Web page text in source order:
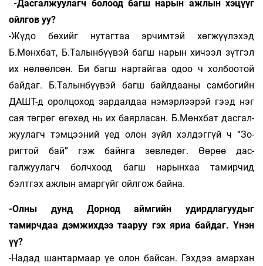
-Дасгалжуулагч болоод багш нарын ажлын хэцүүг
ойлгов уу?
-Жүдо бөхийг нутагтаа эрчимтэй хөг­жүү­лэхэд
Б.Мөнхбат, Б.Талынбүүвэй багш на­рын хичээл зүтгэл
их нөлөөлсөн. Би багш нар­­тай­гаа одоо ч холбоотой
байдаг. Б.Талын­бүүвэй багш байлдааны самбогийн
ДАШТ-д орол­цо­ход зар­далдаа нэмэрлээрэй гээд нэг
сая төг­рөг өгө­хөд нь их баярласан. Б.Мөнх­бат дас­гал­
жуу­лагч тэмцээний үед олон зүйл хэл­дэг­гүй ч “Зо­
ригтой бай” гэж байнга зөвлөдөг. Өө­рөө дас­
галжуулагч болчхоод багш нарын­хаа та­мир­чид
бэлтгэх ажлын амаргүйг ойлгож бай­на.
-Олны дунд Дорнод аймгийн удирд­лагуудыг
тамирчдаа дэмжихдээ тааруу гэх яриа байдаг. Үнэн
үү?
-Надад шантармаар үе олон байсан. Гэхдээ амар­хан